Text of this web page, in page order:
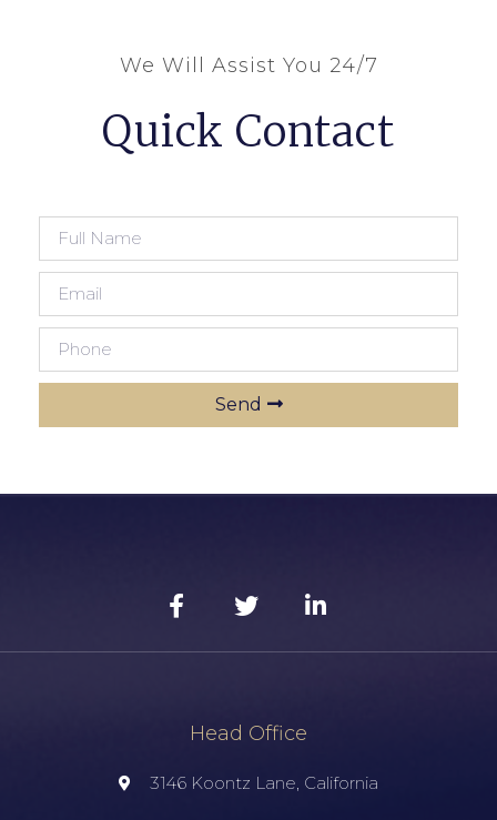
We Will Assist You 24/7
Quick Contact
Send
Head Office
3146 Koontz Lane, California